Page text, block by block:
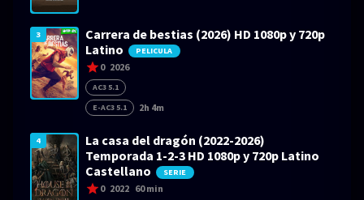
3
Carrera de bestias (2026) HD 1080p y 720p
Latino
PELICULA
0 2026
AC3 5.1
E-AC3 5.1
2h 4m
4
La casa del dragón (2022-2026)
Temporada 1-2-3 HD 1080p y 720p Latino
Castellano
SERIE
0 2022 60 min